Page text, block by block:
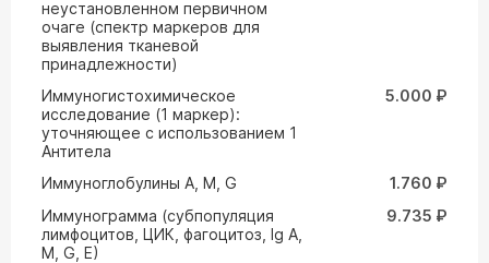
неустановленном первичном
очаге (спектр маркеров для
выявления тканевой
принадлежности)
Иммуногистохимическое
исследование (1 маркер):
уточняющее с использованием 1
Антитела
5.000 ₽
Иммуноглобулины А, М, G
1.760 ₽
Иммунограмма (субпопуляция
лимфоцитов, ЦИК, фагоцитоз, Ig A,
M, G, Е)
9.735 ₽